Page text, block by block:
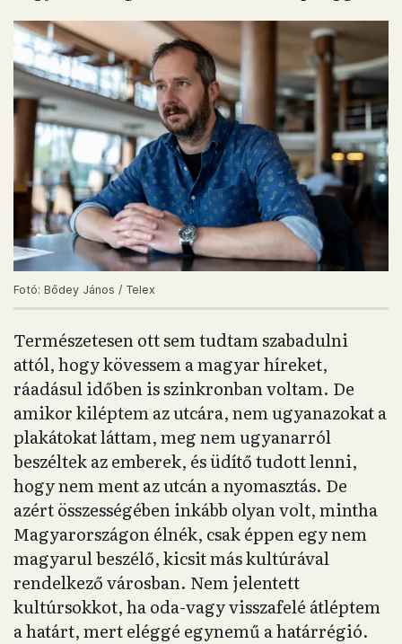
Fotó: Bődey János / Telex
Természetesen ott sem tudtam szabadulni
attól, hogy kövessem a magyar híreket,
ráadásul időben is szinkronban voltam. De
amikor kiléptem az utcára, nem ugyanazokat a
plakátokat láttam, meg nem ugyanarról
beszéltek az emberek, és üdítő tudott lenni,
hogy nem ment az utcán a nyomasztás. De
azért összességében inkább olyan volt, mintha
Magyarországon élnék, csak éppen egy nem
magyarul beszélő, kicsit más kultúrával
rendelkező városban. Nem jelentett
kultúrsokkot, ha oda-vagy visszafelé átléptem
a határt, mert eléggé egynemű a határrégió.